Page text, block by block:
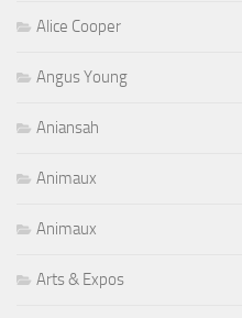
Alice Cooper
Angus Young
Aniansah
Animaux
Animaux
Arts & Expos